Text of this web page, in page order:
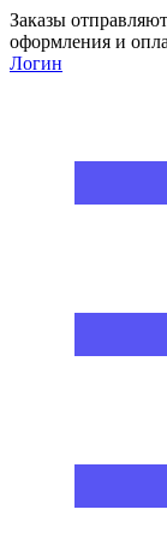
Заказы
оформления и
Логин